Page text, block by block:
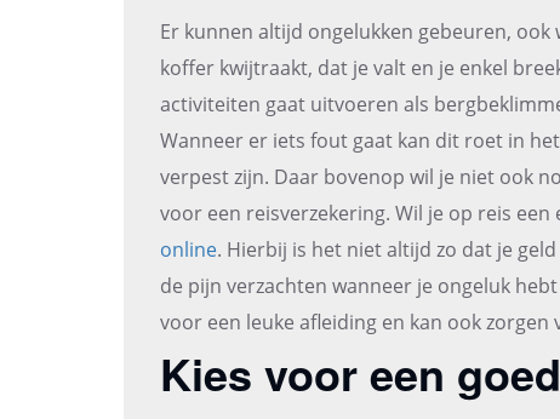
Er kunnen altijd ongelukken gebeuren,
koffer kwijtraakt, dat je valt en je enkel
activiteiten gaat uitvoeren als
Wanneer er iets fout gaat kan dit roet in
verpest zijn. Daar bovenop wil je niet ook
voor een reisverzekering. Wil je op reis
online. Hierbij is het niet altijd zo dat je
de pijn verzachten wanneer je ongeluk
voor een leuke afleiding en kan ook
Kies voor een